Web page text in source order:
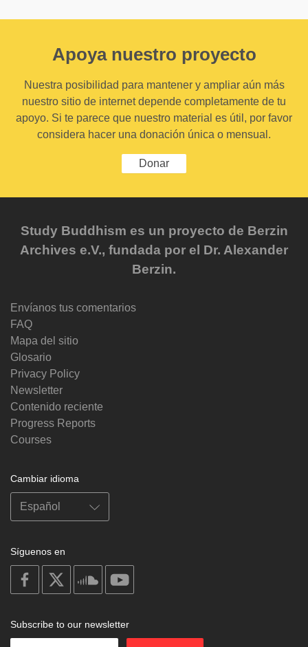
Apoya nuestro proyecto
Nuestra posibilidad para mantener y ampliar aún más
nuestro sitio de internet depende completamente de tu
apoyo. Si te parece que nuestro material es útil, por favor
considera hacer una donación única o mensual.
Donar
Study Buddhism es un proyecto de Berzin
Archives e.V., fundada por el Dr. Alexander
Berzin.
Envíanos tus comentarios
FAQ
Mapa del sitio
Glosario
Privacy Policy
Newsletter
Contenido reciente
Progress Reports
Courses
Cambiar idioma
Síguenos en
on
facebook
soundcloud
Subscribe to our newsletter